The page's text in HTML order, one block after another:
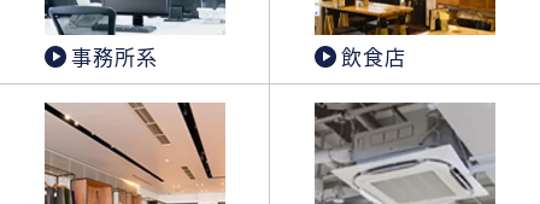
事務所系 飲食店